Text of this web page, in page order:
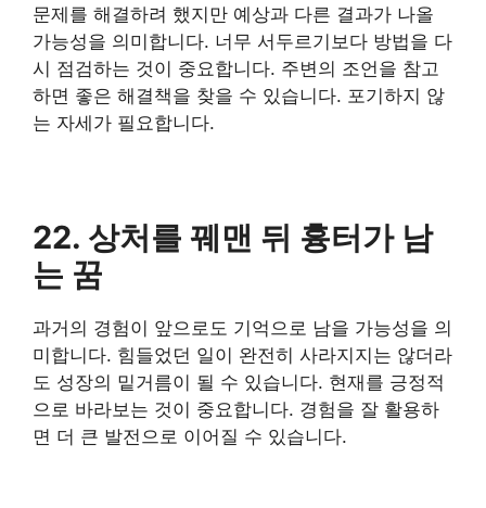
문제를 해결하려 했지만 예상과 다른 결과가 나올
가능성을 의미합니다. 너무 서두르기보다 방법을 다
시 점검하는 것이 중요합니다. 주변의 조언을 참고
하면 좋은 해결책을 찾을 수 있습니다. 포기하지 않
는 자세가 필요합니다.
22. 상처를 꿰맨 뒤 흉터가 남
는 꿈
과거의 경험이 앞으로도 기억으로 남을 가능성을 의
미합니다. 힘들었던 일이 완전히 사라지지는 않더라
도 성장의 밑거름이 될 수 있습니다. 현재를 긍정적
으로 바라보는 것이 중요합니다. 경험을 잘 활용하
면 더 큰 발전으로 이어질 수 있습니다.